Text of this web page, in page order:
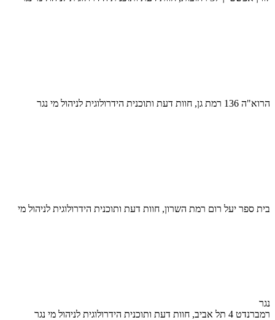
הרוא"ה 136 רמת גן, חוות דעת ותוכנית הידרולוגית לניהול מי נגר
בית ספר יעל רום רמת השרון, חוות דעת ותוכנית הידרולוגית לניהול מי
נגר
רמברנדט 4 תל אביב, חוות דעת ותוכנית הידרולוגית לניהול מי נגר